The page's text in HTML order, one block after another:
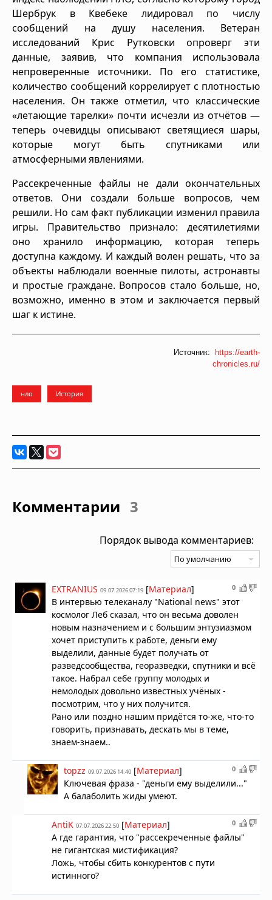
Шербрук в Квебеке лидировал по числу
сообщений на душу населения. Ветеран
исследований Крис Рутковски опроверг эти
данные, заявив, что компания использовала
непроверенные источники. По его статистике,
количество сообщений коррелирует с плотностью
населения. Он также отметил, что классические
«летающие тарелки» почти исчезли из отчётов —
теперь очевидцы описывают светящиеся шары,
которые могут быть спутниками или
атмосферными явлениями.
Рассекреченные файлы не дали окончательных
ответов. Они создали больше вопросов, чем
решили. Но сам факт публикации изменил правила
игры. Правительство признало: десятилетиями
оно хранило информацию, которая теперь
доступна каждому. И каждый волен решать, что за
объекты наблюдали военные пилоты, астронавты
и простые граждане. Вопросов стало больше, но,
возможно, именно в этом и заключается первый
шаг к истине.
Источник: https://earth-
chronicles.ru/
нло История
Комментарии 3
Порядок вывода комментариев:
0
EXTRANIUS 09.07.2026 07:19 [Материал]
В интервью телеканалу "National news" этот
космолог Леб сказал, что он весьма доволен
новым назначением и с большим энтузиазмом
хочет приступить к работе, деньги ему
выделили, данные будет получать от
разведсообщества, георазведки, спутники и всё
такое. Набрал себе группу молодых и
немолодых довольно известных учёных -
посмотрим, что у них получится.
Рано или поздно нашим придётся то-же, что-то
говорить, признавать, дескать мы в теме,
знаем-знаем..
0
topzz 09.07.2026 14:40 [Материал]
Ключевая фраза - "деньги ему выделили..."
А балаболить жиды умеют.
0
AntiK 07.07.2026 22:50 [Материал]
А где гарантия, что "рассекреченные файлы"
не гигантская мистификация?
Ложь, чтобы сбить конкурентов с пути
истинного?